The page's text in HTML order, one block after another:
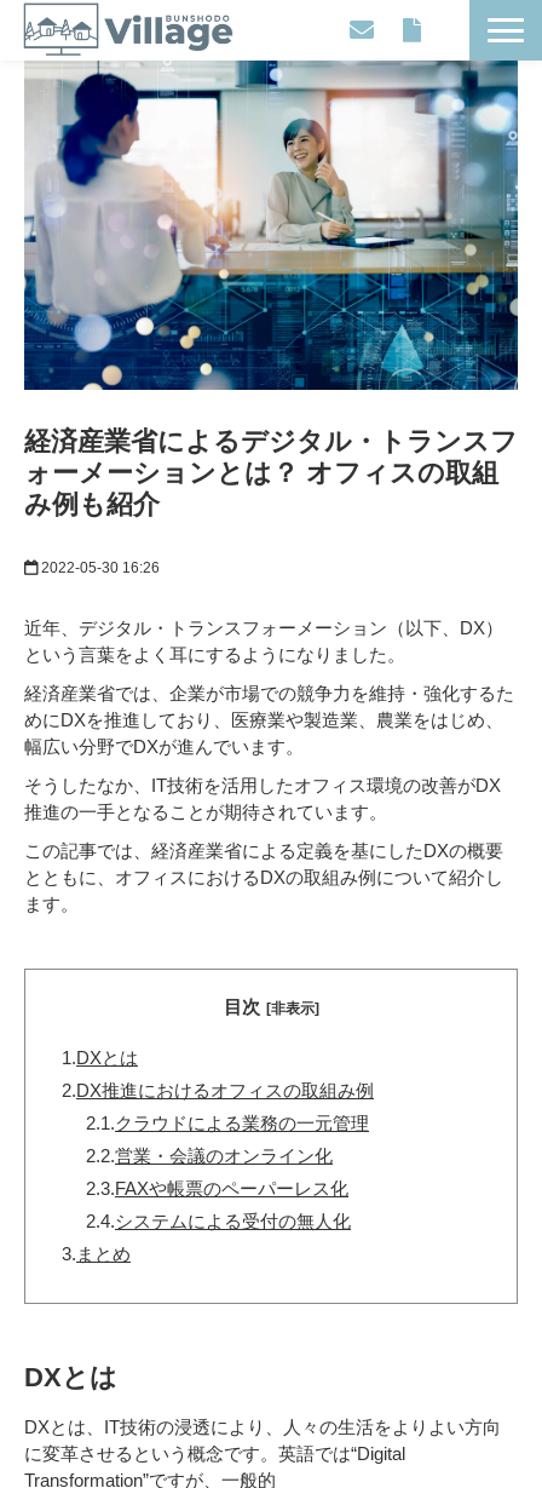
Workplaces
Movies
Events
Contents
Articles
About
経済産業省によるデジタル・トランスフ
ォーメーションとは？ オフィスの取組
み例も紹介
2022-05-30 16:26
近年、デジタル・トランスフォーメーション（以下、DX）
という言葉をよく耳にするようになりました。
経済産業省では、企業が市場での競争力を維持・強化するた
めにDXを推進しており、医療業や製造業、農業をはじめ、
幅広い分野でDXが進んでいます。
そうしたなか、IT技術を活用したオフィス環境の改善がDX
推進の一手となることが期待されています。
この記事では、経済産業省による定義を基にしたDXの概要
とともに、オフィスにおけるDXの取組み例について紹介し
ます。
目次 [非表示]
1.DXとは
2.DX推進におけるオフィスの取組み例
2.1.クラウドによる業務の一元管理
2.2.営業・会議のオンライン化
2.3.FAXや帳票のペーパーレス化
2.4.システムによる受付の無人化
3. まとめ
DXとは
DXとは、IT技術の浸透により、人々の生活をよりよい方向
に変革させるという概念です。英語では“Digital
Transformation”ですが、一般的